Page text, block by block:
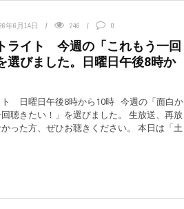
年6月14日 246 0
ライト 今週の「これもう一回
選びました。日曜日午後8時か
ト 日曜日午後8時から10時 今週の「面白か
聴きたい！」を選びました。 生放送、再放
った方、ぜひお聴きください。 本日は「土